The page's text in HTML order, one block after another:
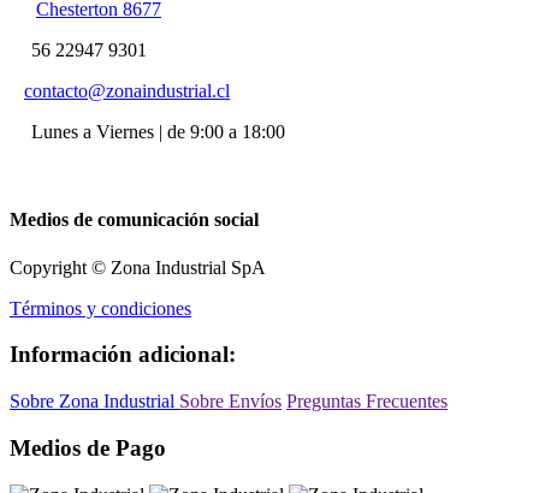
Chesterton 8677
56 22947 9301
contacto@zonaindustrial.cl
Lunes a Viernes | de 9:00 a 18:00
Medios de comunicación social
Copyright © Zona Industrial SpA
Términos y condiciones
Información adicional:
Sobre Zona Industrial Sobre Envíos Preguntas Frecuentes
Medios de Pago